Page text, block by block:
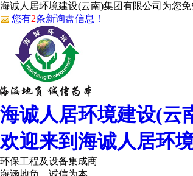
海诚人居环境建设(云南)集团有限公司为您
您有2条新询盘信息！
海诚人居环境建设(云
欢迎来到海诚人居环
环保工程及设备集成商
海涵地负、诚信为本